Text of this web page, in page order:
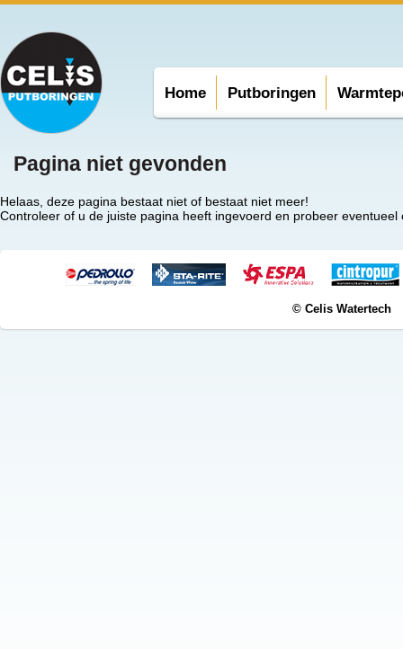
Home Putboringen
Pagina niet gevonden
Helaas, deze pagina bestaat niet of bestaat niet meer!
Controleer of u de juiste pagina heeft ingevoerd en probeer eventueel
© Celis Watertech